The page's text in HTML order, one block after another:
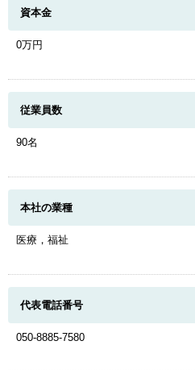
資本金
0万円
従業員数
90名
本社の業種
医療，福祉
代表電話番号
050-8885-7580